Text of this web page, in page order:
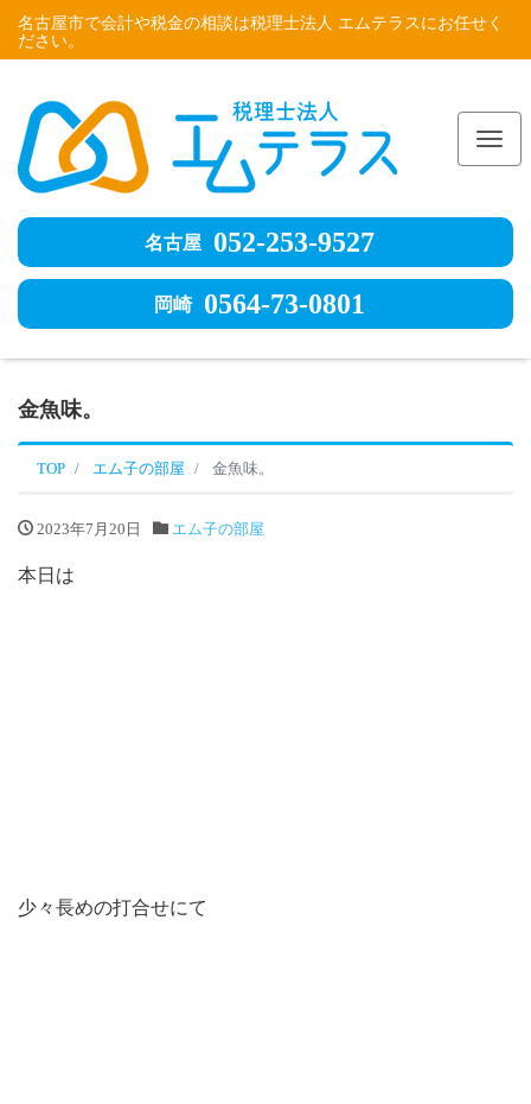
名古屋市で会計や税金の相談は税理士法人 エムテラスにお任せく
ださい。
名古屋 052-253-9527
岡崎 0564-73-0801
金魚味。
TOP エム子の部屋 金魚味。
2023年7月20日 エム子の部屋
本日は
少々長めの打合せにて